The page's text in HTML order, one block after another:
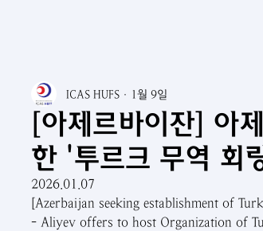
[아제르바이잔] 아
한 '투르크 무역 회
ICAS HUFS 1월 9일
2026.01.07
[Azerbaijan seeking establishment of
- Aliyev offers to host Organization of